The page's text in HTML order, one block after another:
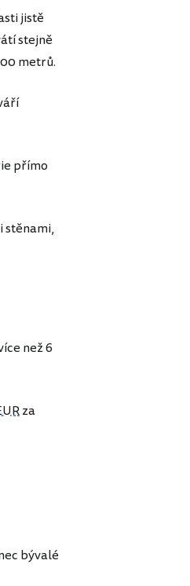
jistě
stejně
metrů.
přímo
stěnami,
než 6
za
bývalé